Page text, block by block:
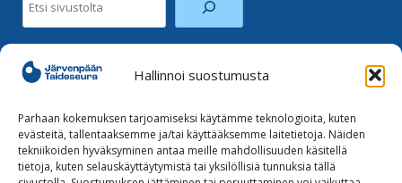
Hallinnoi suostumusta
Parhaan kokemuksen tarjoamiseksi käytämme teknologioita, kuten
evästeitä, tallentaaksemme ja/tai käyttääksemme laitetietoja. Näiden
tekniikoiden hyväksyminen antaa meille mahdollisuuden käsitellä
tietoja, kuten selauskäyttäytymistä tai yksilöllisiä tunnuksia tällä
Instagram
Tilaa uutiskirje